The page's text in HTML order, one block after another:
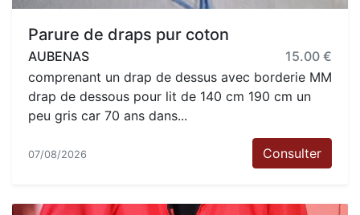
Parure de draps pur coton
AUBENAS
15.00 €
comprenant un drap de dessus avec borderie MM
drap de dessous pour lit de 140 cm 190 cm un
peu gris car 70 ans dans...
07/08/2026 Consulter